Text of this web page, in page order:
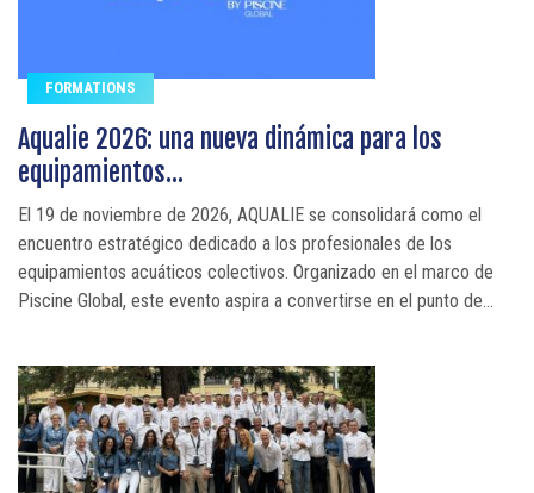
FORMATIONS
Aqualie 2026: una nueva dinámica para los
equipamientos...
El 19 de noviembre de 2026, AQUALIE se consolidará como el
encuentro estratégico dedicado a los profesionales de los
equipamientos acuáticos colectivos. Organizado en el marco de
Piscine Global, este evento aspira a convertirse en el punto de...